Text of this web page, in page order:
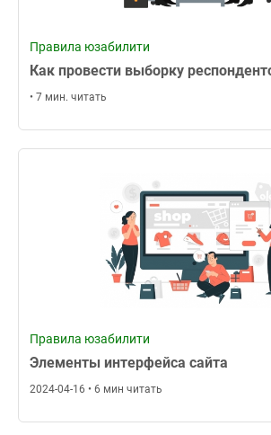
Правила юзабилити
Как провести выборку
• 7 мин. читать
Правила юзабилити
Элементы интерфейса сайта
2024-04-16 • 6 мин читать